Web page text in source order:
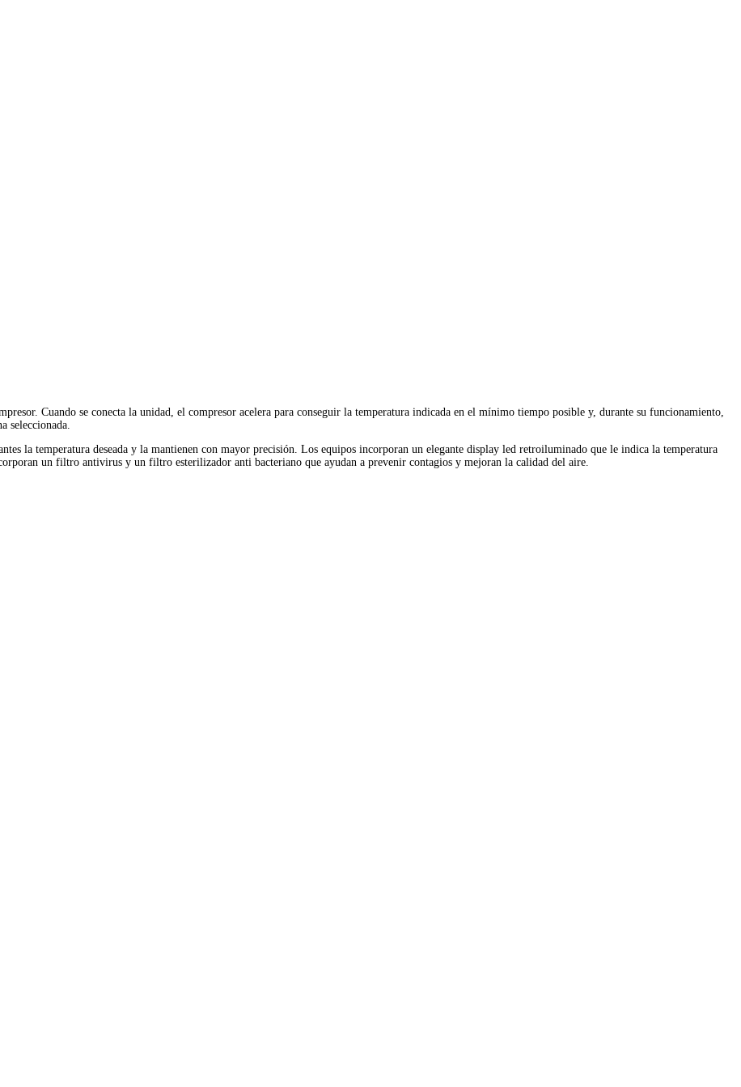
Cuando se conecta la unidad, el compresor acelera para conseguir la temperatura indicada en el mínimo tiempo posible y, durante su funcionamiento,
seleccionada.
la temperatura deseada y la mantienen con mayor precisión. Los equipos incorporan un elegante display led retroiluminado que le indica la temperatura
un filtro antivirus y un filtro esterilizador anti bacteriano que ayudan a prevenir contagios y mejoran la calidad del aire.